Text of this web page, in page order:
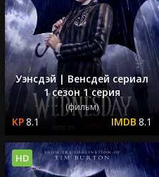
Уэнсдэй | Венсдей сериал
1 сезон 1 серия
(фильм)
8.1 8.1
HD